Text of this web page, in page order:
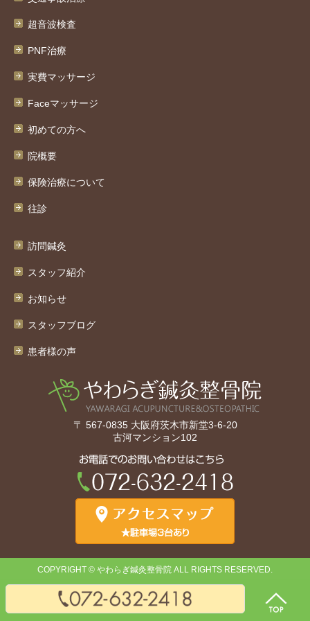
超音波検査
PNF治療
実費マッサージ
Faceマッサージ
初めての方へ
院概要
保険治療について
往診
訪問鍼灸
スタッフ紹介
お知らせ
スタッフブログ
患者様の声
〒 567-0835 大阪府茨木市新堂3-6-20
古河マンション102
COPYRIGHT © やわらぎ鍼灸整骨院 ALL RIGHTS RESERVED.